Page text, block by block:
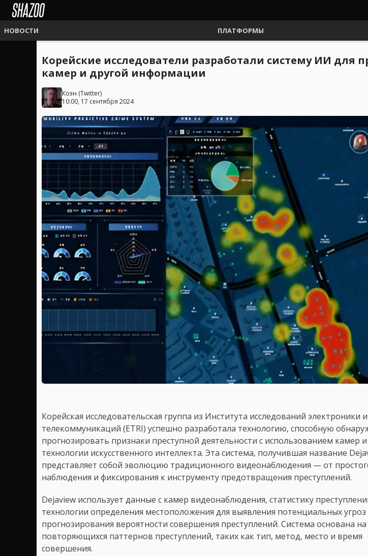
НОВОСТИ ПЛАТФОРМЫ
Корейские исследователи разработали систему ИИ для
камер и другой информации
Коэн (Twitter)
10:00, 17 сентября 2024
Корейская исследовательская группа из Института исследований электроники и
телекоммуникаций (ETRI) успешно разработала технологию, способную
прогнозировать признаки преступной деятельности с использованием камер и
технологии искусственного интеллекта. Эта система, получившая название
представляет собой эволюцию традиционного видеонаблюдения — от
наблюдения и фиксирования к инструменту предотвращения преступлений.
Dejaview использует данные с камер видеонаблюдения, статистику
технологии определения местоположения для выявления потенциальных угроз
прогнозирования вероятности совершения преступлений. Система основана на
повторяющихся паттернов преступлений, таких как тип, метод, место и время
совершения.